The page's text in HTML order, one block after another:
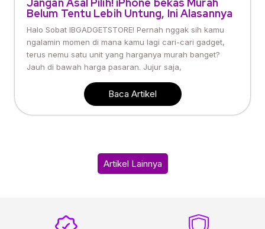
Jangan Asal Pilih! iPhone bekas Murah
Belum Tentu Lebih Untung, Ini Alasannya
Halo Sobat IBGADGETSTORE! Pernah nggak sih kamu
ngalamin momen di mana kamu lagi cari-cari gadget,
terus nemu satu unit yang harganya murah banget?
Jauh di bawah harga pasaran. Jujur saja,
Baca Artikel
Artikel Lainnya